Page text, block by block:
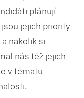
plánují
jejich priority
nakolik si
nás též jejich
v tématu